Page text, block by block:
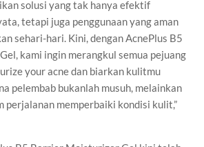
solusi yang tak hanya efektif
tetapi juga penggunaan yang aman
sehari-hari. Kini, dengan AcnePlus B5
kami ingin merangkul semua pejuang
your acne dan biarkan kulitmu
pelembab bukanlah musuh, melainkan
perjalanan memperbaiki kondisi kulit,”